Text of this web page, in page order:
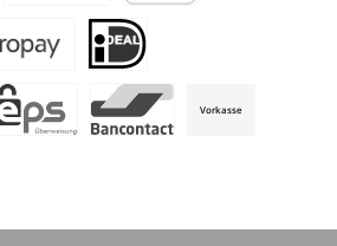
Apple Pay / Google Pay (via Stripe)
SEPA-Lastschrift (via Stripe)
Stripe) iDeal (via Stripe)
Vorkasse